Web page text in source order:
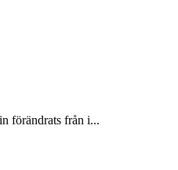
förändrats från i...